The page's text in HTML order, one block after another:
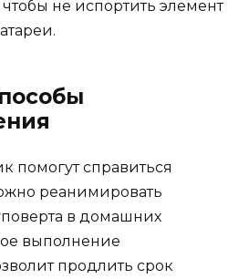
не испортить элемент
помогут справиться
реанимировать
в домашних
выполнение
продлить срок